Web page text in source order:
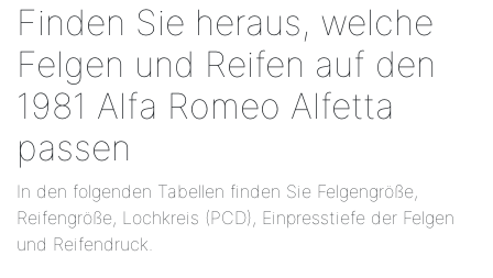
Finden Sie heraus, welche
Felgen und Reifen auf den
1981 Alfa Romeo Alfetta
passen
In den folgenden Tabellen finden Sie Felgengröße,
Reifengröße, Lochkreis (PCD), Einpresstiefe der Felgen
und Reifendruck.